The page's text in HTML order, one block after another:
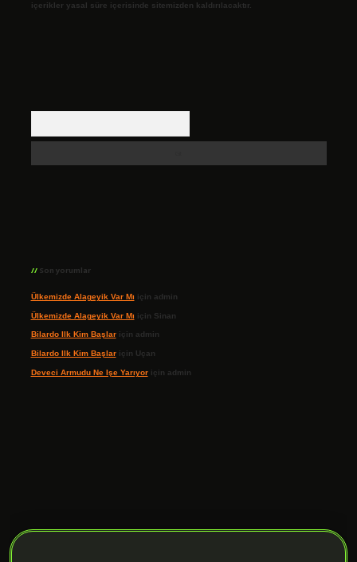
içerikler yasal süre içerisinde sitemizden kaldırılacaktır.
Son yorumlar
Ülkemizde Alageyik Var Mı için admin
Ülkemizde Alageyik Var Mı için Sinan
Bilardo Ilk Kim Başlariçin admin
Bilardo Ilk Kim Başlariçin Uçan
Deveci Armudu Ne Işe Yarıyoriçin admin